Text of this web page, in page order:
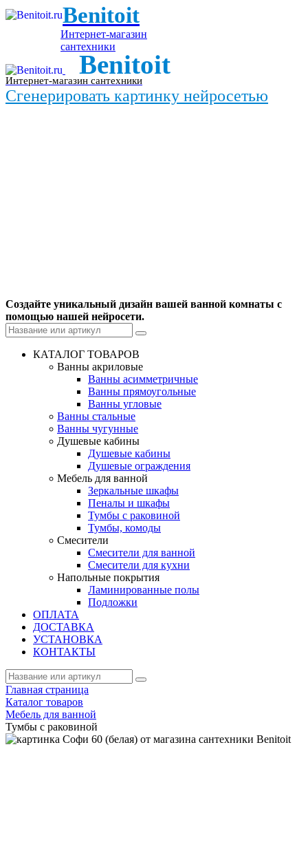
Benitoit
Интернет-магазин
сантехники
Benitoit
Интернет-магазин сантехники
Сгенерировать картинку нейросетью
Создайте уникальный дизайн вашей ванной комнаты с
помощью нашей нейросети.
КАТАЛОГ ТОВАРОВ
Ванны акриловые
Ванны асимметричные
Ванны прямоугольные
Ванны угловые
Ванны стальные
Ванны чугунные
Душевые кабины
Душевые кабины
Душевые ограждения
Мебель для ванной
Зеркальные шкафы
Пеналы и шкафы
Тумбы с раковиной
Тумбы, комоды
Смесители
Смесители для ванной
Смесители для кухни
Напольные покрытия
Ламинированные полы
Подложки
ОПЛАТА
ДОСТАВКА
УСТАНОВКА
КОНТАКТЫ
Главная страница
Каталог товаров
Мебель для ванной
Тумбы с раковиной